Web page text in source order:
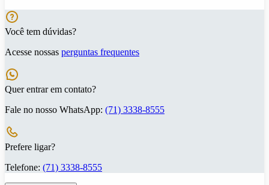
Você tem dúvidas?
Acesse nossas perguntas frequentes
Quer entrar em contato?
Fale no nosso WhatsApp: (71) 3338-8555
Prefere ligar?
Telefone: (71) 3338-8555